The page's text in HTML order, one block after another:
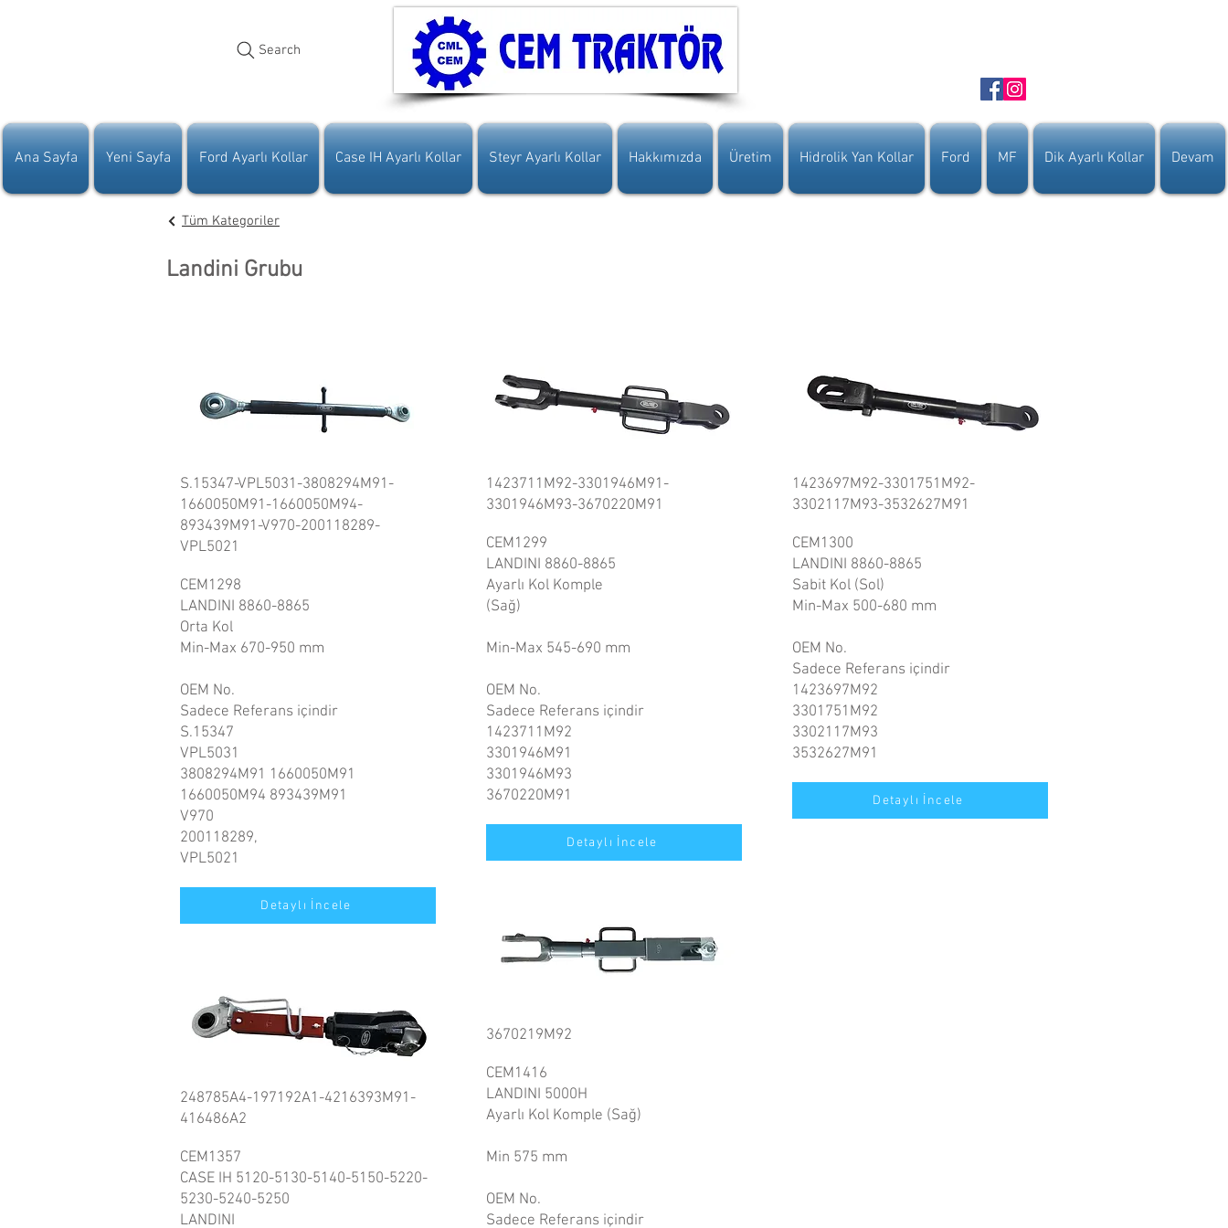
Search
Ana Sayfa Yeni Sayfa Ford Ayarlı Kollar Case IH Ayarlı Kollar Steyr Ayarlı Kollar Hakkımızda Üretim Hidrolik Yan Kollar Ford MF Dik Ayarlı Kollar Devam
Tüm Kategoriler
Landini Grubu
S.15347-VPL5031-3808294M91-
1660050M91-1660050M94-
893439M91-V970-200118289-
VPL5021
CEM1298
LANDINI 8860-8865
Orta Kol
Min-Max 670-950 mm
OEM No.
Sadece Referans içindir
S.15347
VPL5031
3808294M91 1660050M91
1660050M94 893439M91
V970
200118289,
VPL5021
Detaylı İncele
248785A4-197192A1-4216393M91-
416486A2
CEM1357
CASE IH 5120-5130-5140-5150-5220-
5230-5240-5250
LANDINI
1423711M92-3301946M91-
3301946M93-3670220M91
CEM1299
LANDINI 8860-8865
Ayarlı Kol Komple
(Sağ)
Min-Max 545-690 mm
OEM No.
Sadece Referans içindir
1423711M92
3301946M91
3301946M93
3670220M91
Detaylı İncele
3670219M92
CEM1416
LANDINI 5000H
Ayarlı Kol Komple (Sağ)
Min 575 mm
OEM No.
Sadece Referans içindir
1423697M92-3301751M92-
3302117M93-3532627M91
CEM1300
LANDINI 8860-8865
Sabit Kol (Sol)
Min-Max 500-680 mm
OEM No.
Sadece Referans içindir
1423697M92
3301751M92
3302117M93
3532627M91
Detaylı İncele